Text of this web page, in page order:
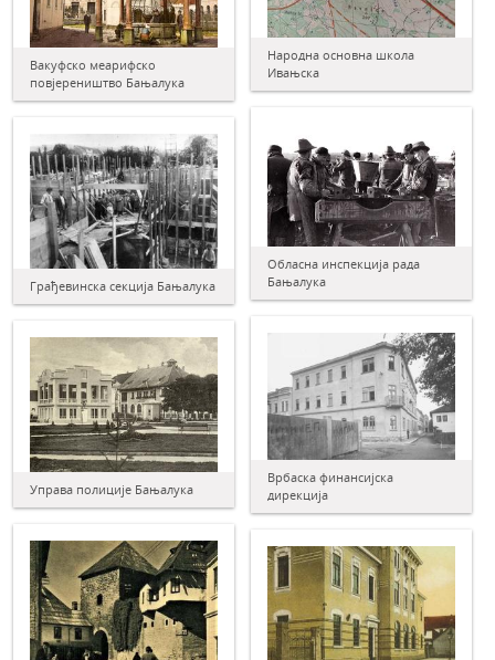
Народна основна школа
Ивањска
Вакуфско меарифско
повјереништво Бањалука
Обласна инспекција рада
Бањалука
Грађевинска секција Бањалука
Врбаска финансијска
дирекција
Управа полиције Бањалука